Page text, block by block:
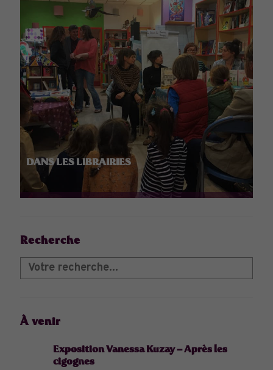
DANS LES LIBRAIRIES
Recherche
À venir
Exposition Vanessa Kuzay – Après les
cigognes